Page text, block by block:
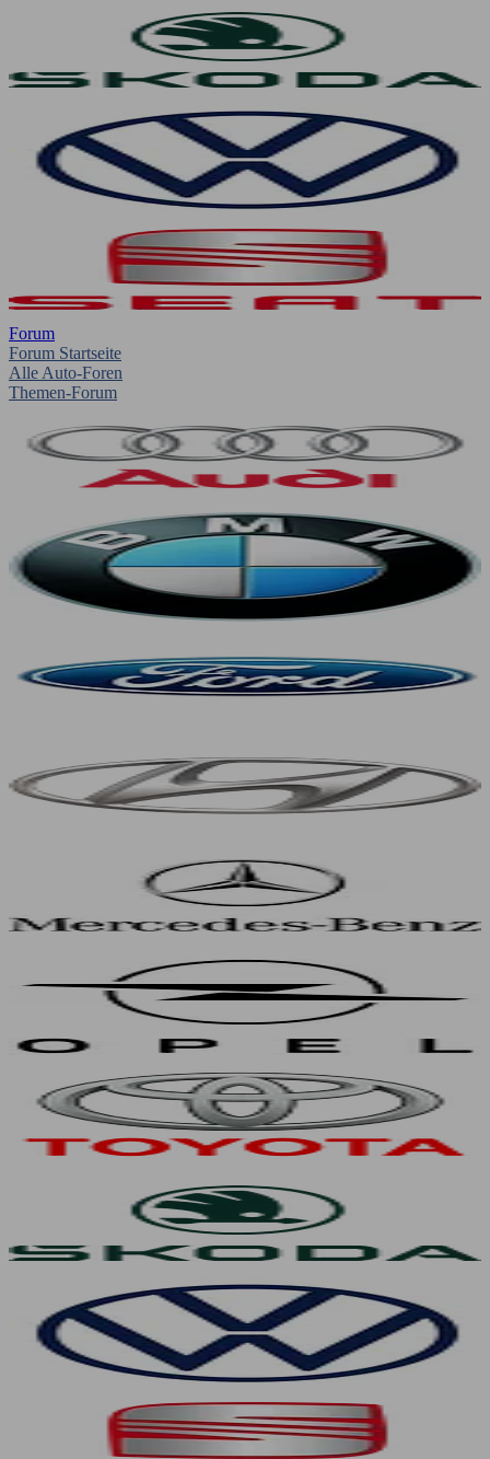
Forum
Forum Startseite
Alle Auto-Foren
Themen-Forum